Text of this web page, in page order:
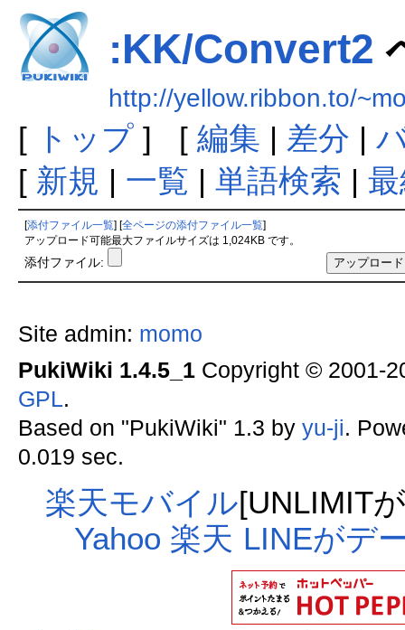
:KK/Convert2
http://yellow.ribbon.to/
[ トップ] [ 編集 | 差分 |
[ 新規 | 一覧 | 単語検索 |
添付ファイル一覧 全ページの添付ファイル一覧
アップロード可能最大ファイルサイズは 1,024KB です。
添付ファイル:
Site admin: momo
PukiWiki 1.4.5_1Copyright © 2001-
GPL.
Based on "PukiWiki" 1.3 by yu-ji.
0.019 sec.
楽天モバイル[UNLIMIT
Yahoo 楽天 LINEがデ